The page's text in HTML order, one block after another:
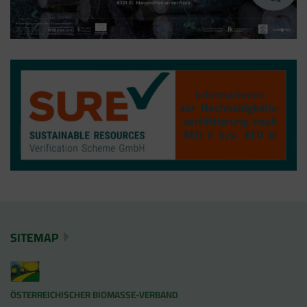
SITEMAP
ÖSTERREICHISCHER BIOMASSE-VERBAND